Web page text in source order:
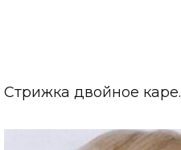
Стрижка двойное каре.